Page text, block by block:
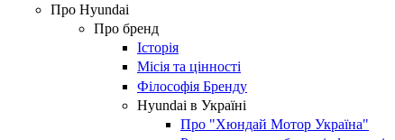
Про Hyundai
Про бренд
Історія
Місія та цінності
Філософія Бренду
Hyundai в Україні
Про "Хюндай Мотор Україна"